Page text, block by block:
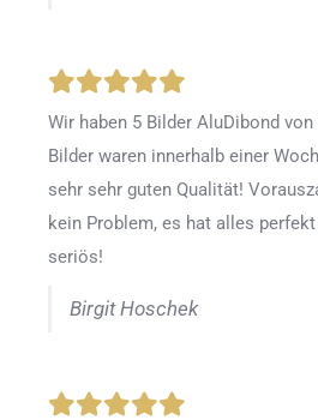
Wir haben 5 Bilder AluDibond
Bilder waren innerhalb einer
sehr sehr guten Qualität!
kein Problem, es hat alles
seriös!
Birgit Hoschek